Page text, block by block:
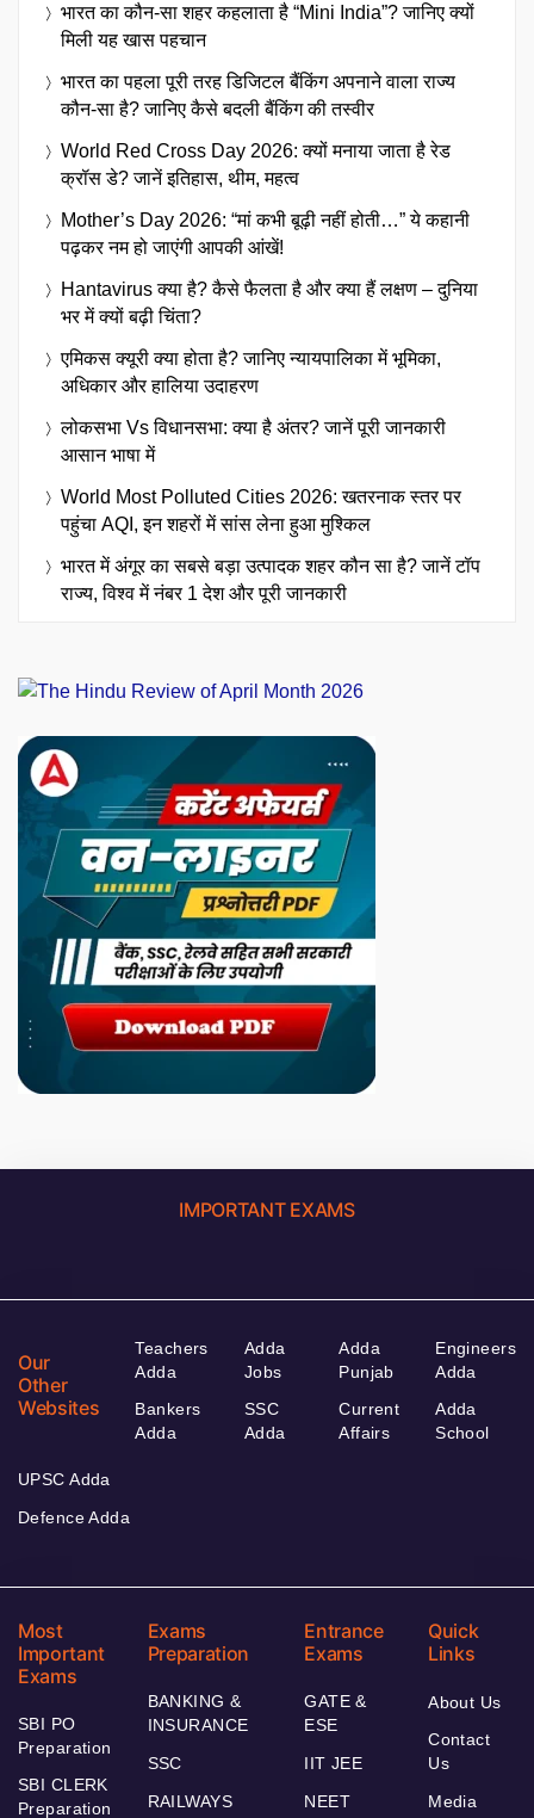
भारत का कौन-सा शहर कहलाता है “Mini India”? जानिए क्यों
मिली यह खास पहचान
भारत का पहला पूरी तरह डिजिटल बैंकिंग अपनाने वाला राज्य
कौन-सा है? जानिए कैसे बदली बैंकिंग की तस्वीर
World Red Cross Day 2026: क्यों मनाया जाता है रेड
क्रॉस डे? जानें इतिहास, थीम, महत्व
Mother’s Day 2026: “मां कभी बूढ़ी नहीं होती…” ये कहानी
पढ़कर नम हो जाएंगी आपकी आंखें!
Hantavirus क्या है? कैसे फैलता है और क्या हैं लक्षण – दुनिया
भर में क्यों बढ़ी चिंता?
एमिकस क्यूरी क्या होता है? जानिए न्यायपालिका में भूमिका,
अधिकार और हालिया उदाहरण
लोकसभा Vs विधानसभा: क्या है अंतर? जानें पूरी जानकारी
आसान भाषा में
World Most Polluted Cities 2026: खतरनाक स्तर पर
पहुंचा AQI, इन शहरों में सांस लेना हुआ मुश्किल
भारत में अंगूर का सबसे बड़ा उत्पादक शहर कौन सा है? जानें टॉप
राज्य, विश्व में नंबर 1 देश और पूरी जानकारी
IMPORTANT EXAMS
Our
Other
Websites
Teachers
Adda
Bankers
Adda
Adda
Jobs
SSC
Adda
Adda
Punjab
Current
Affairs
Engineers
Adda
Adda
School
UPSC Adda
Defence Adda
Most
Important
Exams
SBI PO
Preparation
SBI CLERK
Preparation
Exams
Preparation
BANKING &
INSURANCE
SSC
RAILWAYS
Entrance
Exams
GATE &
ESE
IIT JEE
NEET
Quick
Links
About Us
Contact
Us
Media